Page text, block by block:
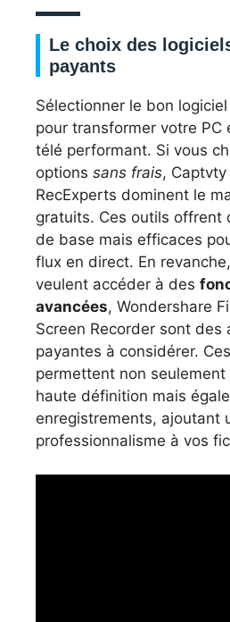
Le choix des
payants
Sélectionner le bon
pour transformer votre PC
télé performant. Si vous
options sans frais, Captvty
RecExperts dominent le
gratuits. Ces outils offrent
de base mais efficaces
flux en direct. En
veulent accéder à des
avancées, Wondershare
Screen Recorder sont des
payantes à considérer.
permettent non seulement
haute définition mais
enregistrements, ajoutant
professionnalisme à vos